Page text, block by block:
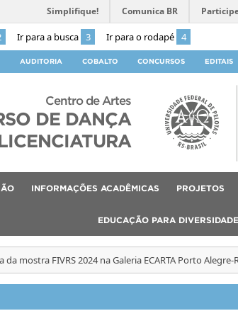
Ir para a busca 3 Ir para o rodapé 4
Simplifique! Comunica BR
AUDITORIA COBALTO CONCURSOS EDITAIS
Centro de Artes
DE DANÇA
INFORMAÇÕES ACADÊMICAS PROJETOS
EDUCAÇÃO PARA DIVERSIDADE
da mostra FIVRS 2024 na Galeria ECARTA Porto Alegre-